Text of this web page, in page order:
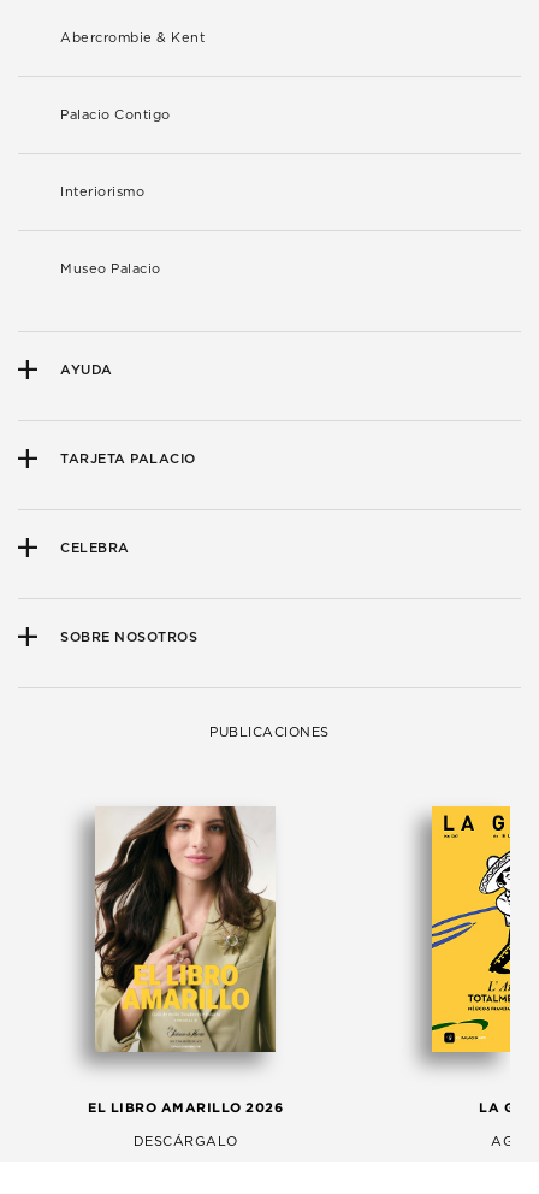
Abercrombie & Kent
Palacio Contigo
Interiorismo
Museo Palacio
AYUDA
TARJETA PALACIO
CELEBRA
SOBRE NOSOTROS
PUBLICACIONES
EL LIBRO AMARILLO 2026
DESCÁRGALO
LA